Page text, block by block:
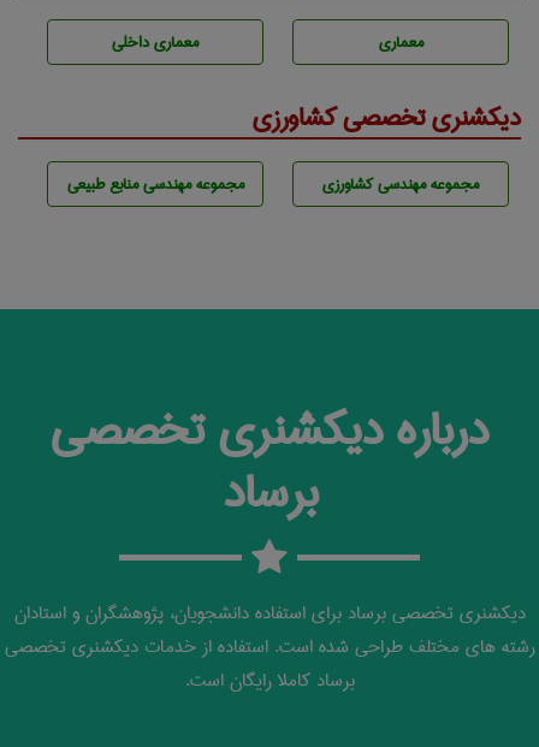
معماری معماری داخلی
دیکشنری تخصصی کشاورزی
مجموعه مهندسی كشاورزی مجموعه مهندسی منابع طبيعی
درباره دیکشنری تخصصی
برساد
دیکشنری تخصصی برساد برای استفاده دانشجویان، پژوهشگران و استادان
رشته های مختلف طراحی شده است. استفاده از خدمات دیکشنری تخصصی
برساد کاملا رایگان است.